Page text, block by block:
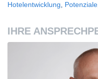
Hotelentwicklung, Potenziale
IHRE